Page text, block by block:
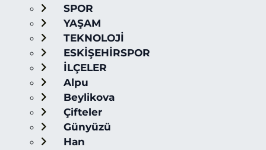
SPOR
YAŞAM
TEKNOLOJİ
ESKİŞEHİRSPOR
İLÇELER
Alpu
Beylikova
Çifteler
Günyüzü
Han